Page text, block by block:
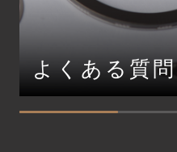
よくある質問